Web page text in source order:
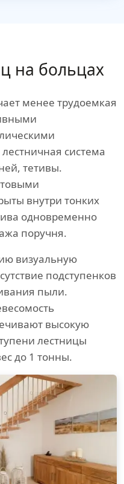
на больцах
менее трудоемкая
система
тетивы.
внутри тонких
одновременно
поручня.
визуальную
подступенков
пыли.
высокую
лестницы
до 1 тонны.